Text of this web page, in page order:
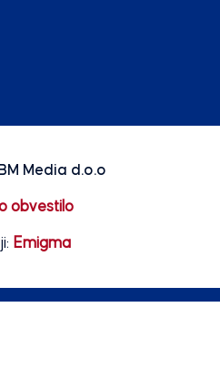
Media d.o.o
obvestilo
Emigma